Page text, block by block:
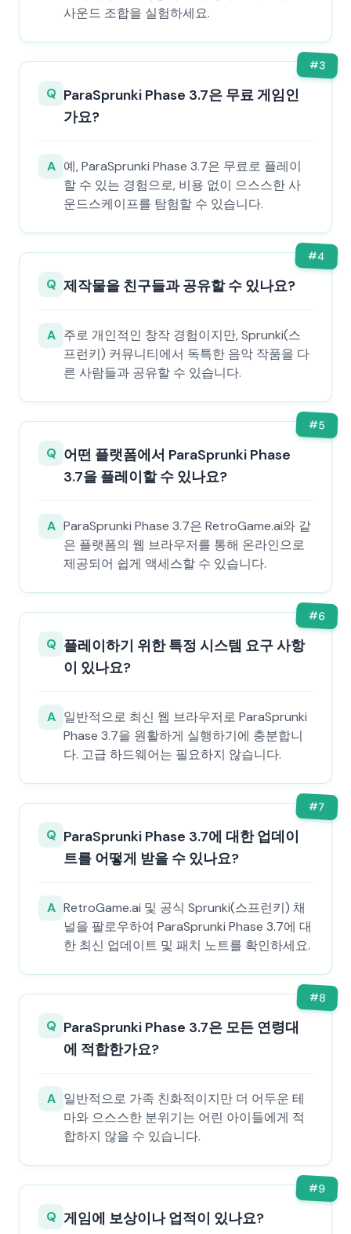
사운드 조합을 실험하세요.
#3
Q ParaSprunki Phase 3.7은 무료 게임인
가요?
A 예, ParaSprunki Phase 3.7은 무료로 플레이
할 수 있는 경험으로, 비용 없이 으스스한 사
운드스케이프를 탐험할 수 있습니다.
#4
Q 제작물을 친구들과 공유할 수 있나요?
A 주로 개인적인 창작 경험이지만, Sprunki(스
프런키) 커뮤니티에서 독특한 음악 작품을 다
른 사람들과 공유할 수 있습니다.
#5
Q 어떤 플랫폼에서 ParaSprunki Phase
3.7을 플레이할 수 있나요?
A ParaSprunki Phase 3.7은 RetroGame.ai와 같
은 플랫폼의 웹 브라우저를 통해 온라인으로
제공되어 쉽게 액세스할 수 있습니다.
#6
Q 플레이하기 위한 특정 시스템 요구 사항
이 있나요?
A 일반적으로 최신 웹 브라우저로 ParaSprunki
Phase 3.7을 원활하게 실행하기에 충분합니
다. 고급 하드웨어는 필요하지 않습니다.
#7
Q ParaSprunki Phase 3.7에 대한 업데이
트를 어떻게 받을 수 있나요?
A RetroGame.ai 및 공식 Sprunki(스프런키) 채
널을 팔로우하여 ParaSprunki Phase 3.7에 대
한 최신 업데이트 및 패치 노트를 확인하세요.
#8
Q ParaSprunki Phase 3.7은 모든 연령대
에 적합한가요?
A 일반적으로 가족 친화적이지만 더 어두운 테
마와 으스스한 분위기는 어린 아이들에게 적
합하지 않을 수 있습니다.
#9
Q 게임에 보상이나 업적이 있나요?